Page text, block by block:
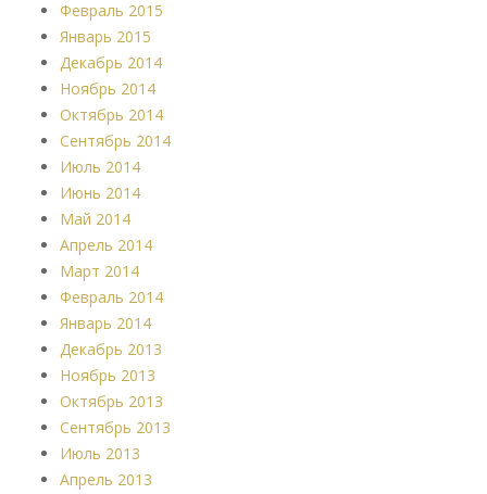
Февраль 2015
Январь 2015
Декабрь 2014
Ноябрь 2014
Октябрь 2014
Сентябрь 2014
Июль 2014
Июнь 2014
Май 2014
Апрель 2014
Март 2014
Февраль 2014
Январь 2014
Декабрь 2013
Ноябрь 2013
Октябрь 2013
Сентябрь 2013
Июль 2013
Апрель 2013